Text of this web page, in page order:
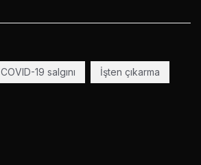
COVID-19 salgını İşten çıkarma